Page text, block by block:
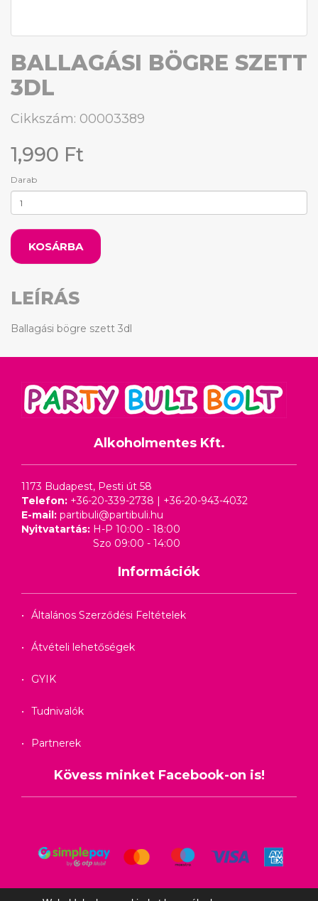
BALLAGÁSI BÖGRE SZETT
3DL
Cikkszám: 00003389
1,990 Ft
Darab
KOSÁRBA
LEÍRÁS
Ballagási bögre szett 3dl
Alkoholmentes Kft.
1173 Budapest, Pesti út 58
Telefon: +36-20-339-2738 | +36-20-943-4032
E-mail: partibuli@partibuli.hu
Nyitvatartás: H-P 10:00 - 18:00
Szo 09:00 - 14:00
Információk
Általános Szerződési Feltételek
Átvételi lehetőségek
GYIK
Tudnivalók
Partnerek
Kövess minket Facebook-on is!